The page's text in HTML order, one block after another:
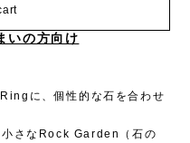
いの方向け
に、個性的な石を合わせ
小さなRock Garden（石の